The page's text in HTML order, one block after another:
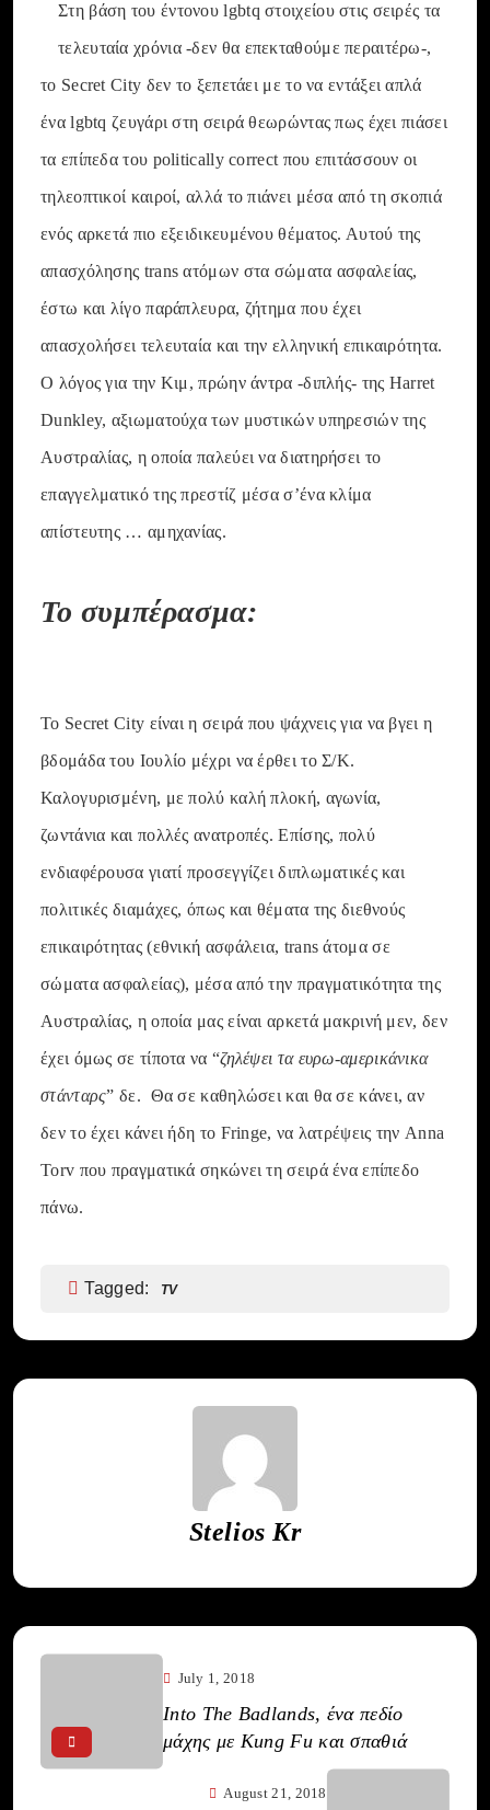
Στη βάση του έντονου lgbtq στοιχείου στις σειρές τα
τελευταία χρόνια -δεν θα επεκταθούμε περαιτέρω-,
το Secret City δεν το ξεπετάει με το να εντάξει απλά
ένα lgbtq ζευγάρι στη σειρά θεωρώντας πως έχει πιάσει
τα επίπεδα του politically correct που επιτάσσουν οι
τηλεοπτικοί καιροί, αλλά το πιάνει μέσα από τη σκοπιά
ενός αρκετά πιο εξειδικευμένου θέματος. Αυτού της
απασχόλησης trans ατόμων στα σώματα ασφαλείας,
έστω και λίγο παράπλευρα, ζήτημα που έχει
απασχολήσει τελευταία και την ελληνική επικαιρότητα.
Ο λόγος για την Κιμ, πρώην άντρα -διπλής- της Harret
Dunkley, αξιωματούχα των μυστικών υπηρεσιών της
Αυστραλίας, η οποία παλεύει να διατηρήσει το
επαγγελματικό της πρεστίζ μέσα σ’ένα κλίμα
απίστευτης … αμηχανίας.
Το συμπέρασμα:
Το Secret City είναι η σειρά που ψάχνεις για να βγει η
βδομάδα του Ιουλίο μέχρι να έρθει το Σ/Κ.
Καλογυρισμένη, με πολύ καλή πλοκή, αγωνία,
ζωντάνια και πολλές ανατροπές. Επίσης, πολύ
ενδιαφέρουσα γιατί προσεγγίζει διπλωματικές και
πολιτικές διαμάχες, όπως και θέματα της διεθνούς
επικαιρότητας (εθνική ασφάλεια, trans άτομα σε
σώματα ασφαλείας), μέσα από την πραγματικότητα της
Αυστραλίας, η οποία μας είναι αρκετά μακρινή μεν, δεν
έχει όμως σε τίποτα να “ζηλέψει τα ευρω-αμερικάνικα
στάνταρς” δε. Θα σε καθηλώσει και θα σε κάνει, αν
δεν το έχει κάνει ήδη το Fringe, να λατρέψεις την Anna
Torv που πραγματικά σηκώνει τη σειρά ένα επίπεδο
πάνω.
Tagged: TV
Stelios Kr
July 1, 2018
Into The Badlands, ένα πεδίο
μάχης με Kung Fu και σπαθιά
August 21, 2018